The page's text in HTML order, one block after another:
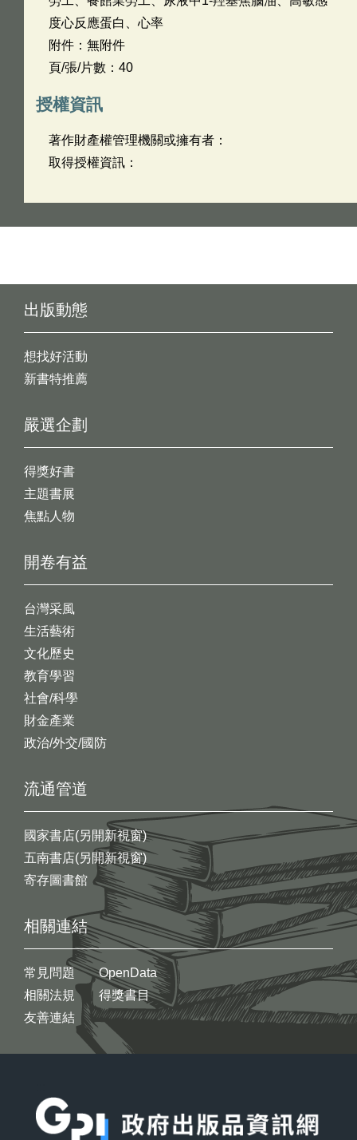
度心反應蛋白、心率
附件：無附件
頁/張/片數：40
授權資訊
著作財產權管理機關或擁有者：
取得授權資訊：
出版動態
想找好活動
新書特推薦
開卷有益
台灣采風
生活藝術
文化歷史
教育學習
社會/科學
財金產業
政治/外交/國防
嚴選企劃
得獎好書
主題書展
焦點人物
流通管道
國家書店(另開新視窗)
五南書店(另開新視窗)
寄存圖書館
相關連結
常見問題
相關法規
友善連結
OpenData
得獎書目